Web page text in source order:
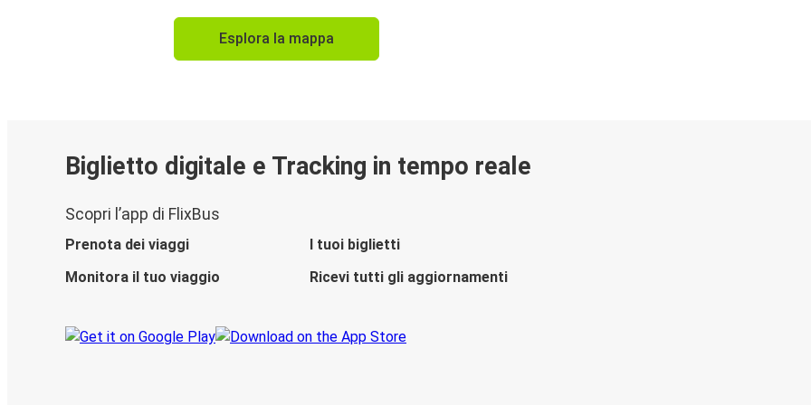
Esplora la mappa
Biglietto digitale e Tracking in tempo reale
Scopri l’app di FlixBus
Prenota dei viaggi
I tuoi biglietti
Monitora il tuo viaggio
Ricevi tutti gli aggiornamenti